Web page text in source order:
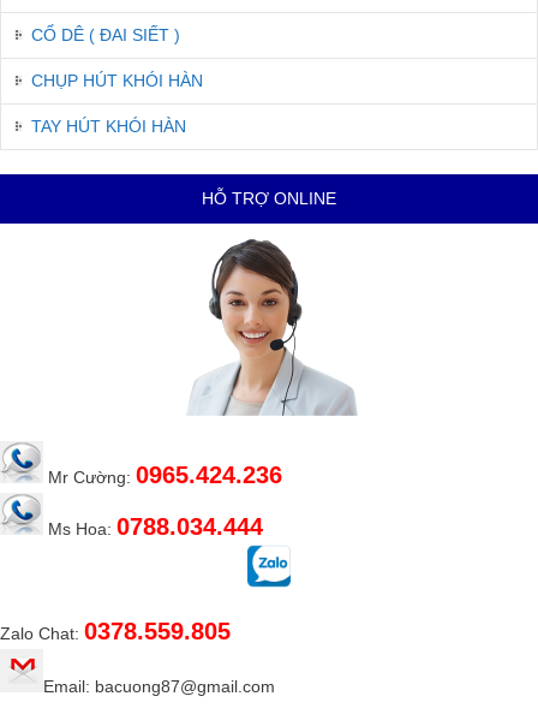
CỔ DÊ ( ĐAI SIẾT )
CHỤP HÚT KHÓI HÀN
TAY HÚT KHÓI HÀN
HỖ TRỢ ONLINE
Mr Cường: 0965.424.236
Ms Hoa: 0788.034.444
Zalo Chat: 0378.559.805
Email: bacuong87@gmail.com